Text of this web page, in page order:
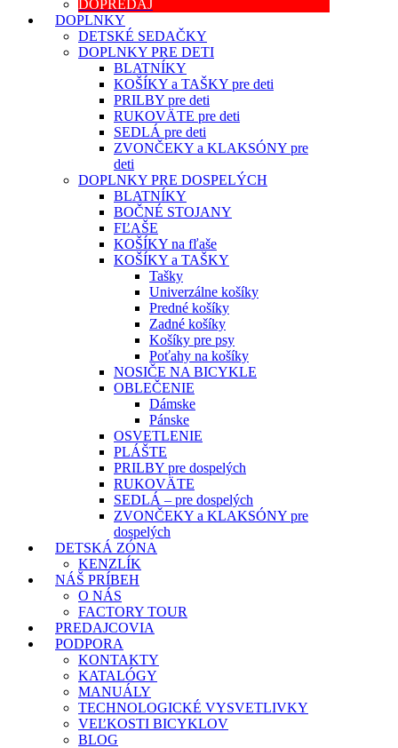
DOPREDAJ
DOPLNKY
DETSKÉ SEDAČKY
DOPLNKY PRE DETI
BLATNÍKY
KOŠÍKY a TAŠKY pre deti
PRILBY pre deti
RUKOVÄTE pre deti
SEDLÁ pre deti
ZVONČEKY a KLAKSÓNY pre
deti
DOPLNKY PRE DOSPELÝCH
BLATNÍKY
BOČNÉ STOJANY
FĽAŠE
KOŠÍKY na fľaše
KOŠÍKY a TAŠKY
Tašky
Univerzálne košíky
Predné košíky
Zadné košíky
Košíky pre psy
Poťahy na košíky
NOSIČE NA BICYKLE
OBLEČENIE
Dámske
Pánske
OSVETLENIE
PLÁŠTE
PRILBY pre dospelých
RUKOVÄTE
SEDLÁ – pre dospelých
ZVONČEKY a KLAKSÓNY pre
dospelých
DETSKÁ ZÓNA
KENZLÍK
NÁŠ PRÍBEH
O NÁS
FACTORY TOUR
PREDAJCOVIA
PODPORA
KONTAKTY
KATALÓGY
MANUÁLY
TECHNOLOGICKÉ VYSVETLIVKY
VEĽKOSTI BICYKLOV
BLOG